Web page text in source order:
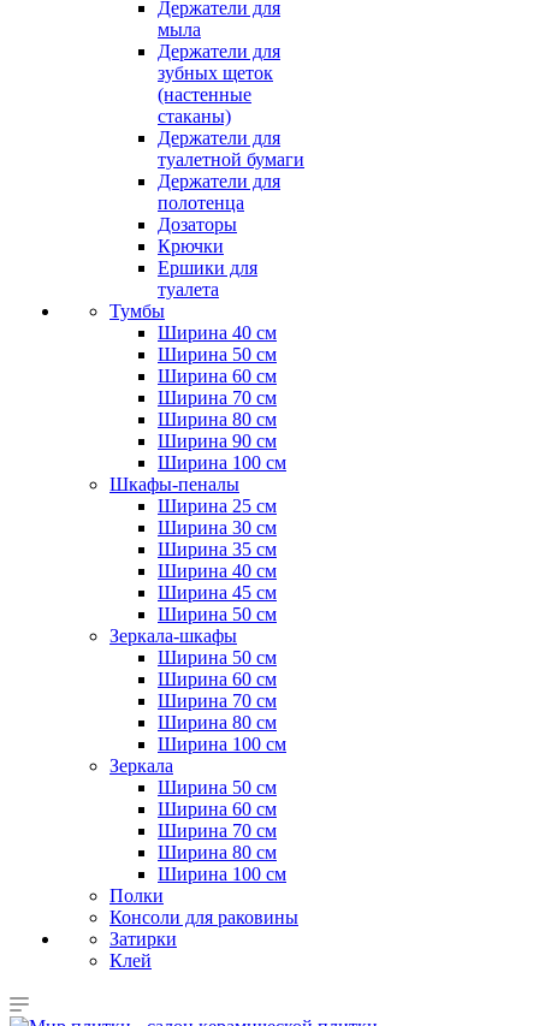
Держатели для
мыла
Держатели для
зубных щеток
(настенные
стаканы)
Держатели для
туалетной бумаги
Держатели для
полотенца
Дозаторы
Крючки
Ершики для
туалета
Тумбы
Ширина 40 см
Ширина 50 см
Ширина 60 см
Ширина 70 см
Ширина 80 см
Ширина 90 см
Ширина 100 см
Шкафы-пеналы
Ширина 25 см
Ширина 30 см
Ширина 35 см
Ширина 40 см
Ширина 45 см
Ширина 50 см
Зеркала-шкафы
Ширина 50 см
Ширина 60 см
Ширина 70 см
Ширина 80 см
Ширина 100 см
Зеркала
Ширина 50 см
Ширина 60 см
Ширина 70 см
Ширина 80 см
Ширина 100 см
Полки
Консоли для раковины
Затирки
Клей